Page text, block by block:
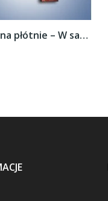
Obraz na płótnie – W sam środek tarczy –...